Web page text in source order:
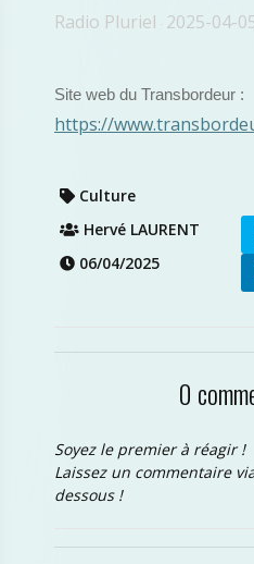
Radio Pluriel · 2025-04-
Site web du Transbordeur :
https://
Culture
Hervé LAURENT
06/04/2025
0
Soyez le premier à réagir !
Laissez un commentaire
dessous !